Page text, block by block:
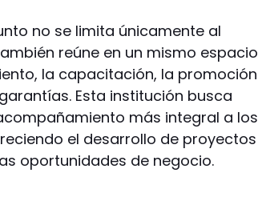
no se limita únicamente al
reúne en un mismo espacio
la capacitación, la promoción
Esta institución busca
más integral a los
el desarrollo de proyectos
oportunidades de negocio.